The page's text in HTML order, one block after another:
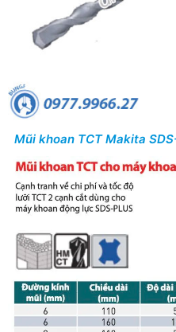
Mũi khoan TCT Makita